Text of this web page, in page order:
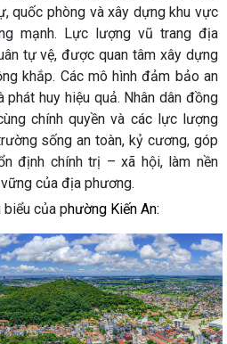
quốc phòng và xây dựng khu vực
mạnh. Lực lượng vũ trang địa
tự vệ, được quan tâm xây dựng
khắp. Các mô hình đảm bảo an
huy hiệu quả. Nhân dân đồng
chính quyền và các lực lượng
sống an toàn, kỷ cương, góp
định chính trị – xã hội, làm nền
của địa phương.
của phường Kiến An: